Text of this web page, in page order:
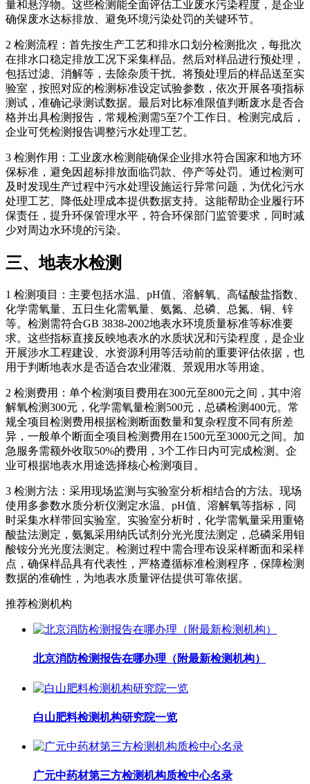
量和悬浮物。这些检测能全面评估工业废水污染程度，是企业
确保废水达标排放、避免环境污染处罚的关键环节。
2 检测流程：首先按生产工艺和排水口划分检测批次，每批次
在排水口稳定排放工况下采集样品。然后对样品进行预处理，
包括过滤、消解等，去除杂质干扰。将预处理后的样品送至实
验室，按照对应的检测标准设定试验参数，依次开展各项指标
测试，准确记录测试数据。最后对比标准限值判断废水是否合
格并出具检测报告，常规检测需5至7个工作日。检测完成后，
企业可凭检测报告调整污水处理工艺。
3 检测作用：工业废水检测能确保企业排水符合国家和地方环
保标准，避免因超标排放面临罚款、停产等处罚。通过检测可
及时发现生产过程中污水处理设施运行异常问题，为优化污水
处理工艺、降低处理成本提供数据支持。这能帮助企业履行环
保责任，提升环保管理水平，符合环保部门监管要求，同时减
少对周边水环境的污染。
三、地表水检测
1 检测项目：主要包括水温、pH值、溶解氧、高锰酸盐指数、
化学需氧量、五日生化需氧量、氨氮、总磷、总氮、铜、锌
等。检测需符合GB 3838-2002地表水环境质量标准等标准要
求。这些指标直接反映地表水的水质状况和污染程度，是企业
开展涉水工程建设、水资源利用等活动前的重要评估依据，也
用于判断地表水是否适合农业灌溉、景观用水等用途。
2 检测费用：单个检测项目费用在300元至800元之间，其中溶
解氧检测300元，化学需氧量检测500元，总磷检测400元。常
规全项目检测费用根据检测断面数量和复杂程度不同有所差
异，一般单个断面全项目检测费用在1500元至3000元之间。加
急服务需额外收取50%的费用，3个工作日内可完成检测。企
业可根据地表水用途选择核心检测项目。
3 检测方法：采用现场监测与实验室分析相结合的方法。现场
使用多参数水质分析仪测定水温、pH值、溶解氧等指标，同
时采集水样带回实验室。实验室分析时，化学需氧量采用重铬
酸盐法测定，氨氮采用纳氏试剂分光光度法测定，总磷采用钼
酸铵分光光度法测定。检测过程中需合理布设采样断面和采样
点，确保样品具有代表性，严格遵循标准检测程序，保障检测
数据的准确性，为地表水质量评估提供可靠依据。
推荐检测机构
北京消防检测报告在哪办理（附最新检测机构）
白山肥料检测机构研究院一览
广元中药材第三方检测机构质检中心名录